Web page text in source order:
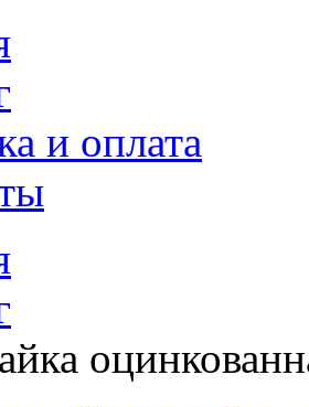
и оплата